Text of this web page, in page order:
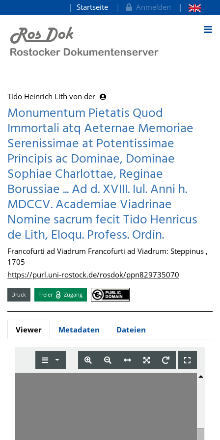
zum Inhalt
Startseite Anmelden
Tido Heinrich Lith von der
Monumentum Pietatis Quod
Immortali atq Aeternae Memoriae
Serenissimae at Potentissimae
Principis ac Dominae, Dominae
Sophiae Charlottae, Reginae
Borussiae ... Ad d. XVIII. Iul. Anni h.
MDCCV. Academiae Viadrinae
Nomine sacrum fecit Tido Henricus
de Lith, Eloqu. Profess. Ordin.
Francofurti ad Viadrum Francofurti ad Viadrum: Steppinus ,
1705
https://purl.uni-rostock.de/rosdok/ppn829735070
Druck Freier Zugang
Viewer Metadaten Dateien